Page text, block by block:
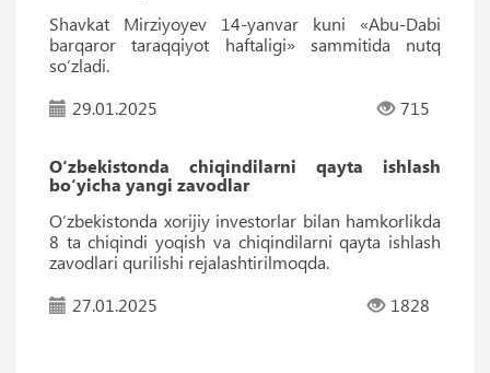
Shavkat Mirziyoyev 14-yanvar kuni «Abu-Dabi
barqaror taraqqiyot haftaligi» sammitida nutq
so‘zladi.
29.01.2025
715
O‘zbekistonda chiqindilarni qayta ishlash
bo‘yicha yangi zavodlar
O‘zbekistonda xorijiy investorlar bilan hamkorlikda
8 ta chiqindi yoqish va chiqindilarni qayta ishlash
zavodlari qurilishi rejalashtirilmoqda.
27.01.2025
1828